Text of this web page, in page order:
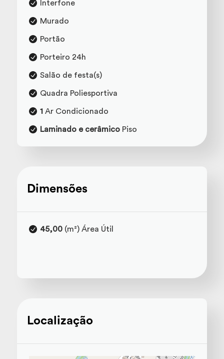
Interfone
Murado
Portão
Porteiro 24h
Salão de festa(s)
Quadra Poliesportiva
1 Ar Condicionado
Laminado e cerâmicoPiso
Dimensões
45,00(m²) Área Útil
Localização